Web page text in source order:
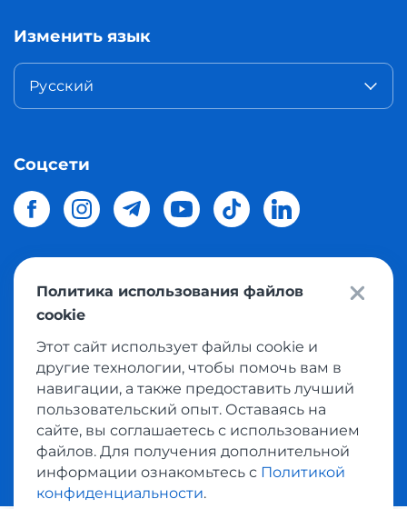
Изменить язык
Русский
Соцсети
© 2026 Meest Shoppingдоставка покупок с интернет
магазинов мира в Украину.
Политика конфиденциальности
Публичная оферта
Условия пользования сервисом выкупа товаров
Политика использования файлов
cookie
Этот сайт использует файлы cookie и
другие технологии, чтобы помочь вам в
навигации, а также предоставить лучший
пользовательский опыт. Оставаясь на
сайте, вы соглашаетесь с использованием
файлов. Для получения дополнительной
информации ознакомьтесь с Политикой
конфиденциальности.